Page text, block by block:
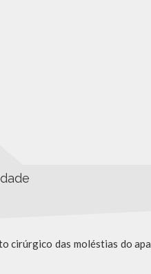
das moléstias do